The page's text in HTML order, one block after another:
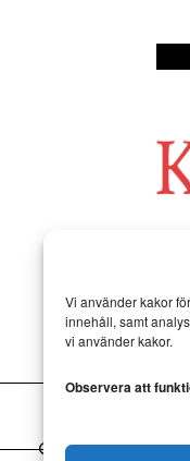
Vi använder kakor
innehåll, samt
vi använder kakor.
Observera att